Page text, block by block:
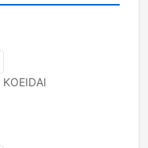
KOEIDAI